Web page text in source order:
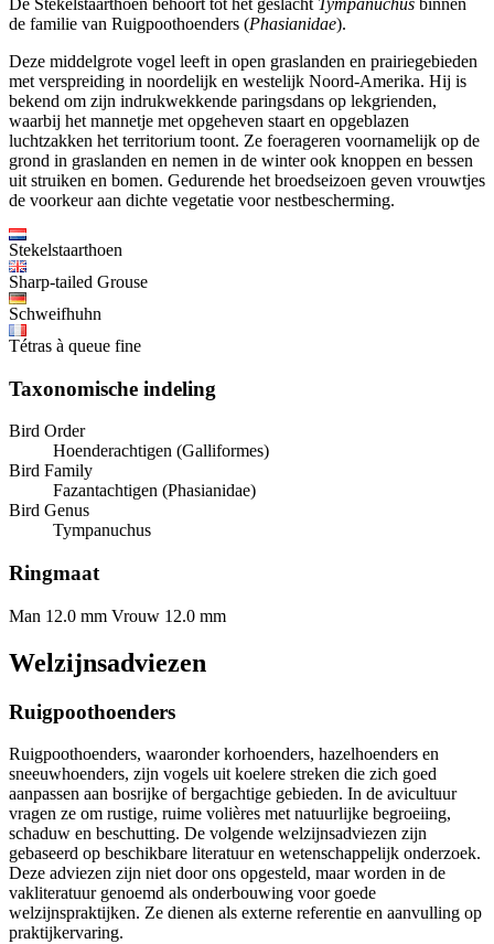
De Stekelstaarthoen behoort tot het geslacht Tympanuchus binnen
de familie van Ruigpoothoenders (Phasianidae).
Deze middelgrote vogel leeft in open graslanden en prairiegebieden
met verspreiding in noordelijk en westelijk Noord-Amerika. Hij is
bekend om zijn indrukwekkende paringsdans op lekgrienden,
waarbij het mannetje met opgeheven staart en opgeblazen
luchtzakken het territorium toont. Ze foerageren voornamelijk op de
grond in graslanden en nemen in de winter ook knoppen en bessen
uit struiken en bomen. Gedurende het broedseizoen geven vrouwtjes
de voorkeur aan dichte vegetatie voor nestbescherming.
Stekelstaarthoen
Sharp-tailed Grouse
Schweifhuhn
Tétras à queue fine
Taxonomische indeling
Bird Order
Hoenderachtigen (Galliformes)
Bird Family
Fazantachtigen (Phasianidae)
Bird Genus
Tympanuchus
Ringmaat
Man 12.0 mm Vrouw 12.0 mm
Welzijnsadviezen
Ruigpoothoenders
Ruigpoothoenders, waaronder korhoenders, hazelhoenders en
sneeuwhoenders, zijn vogels uit koelere streken die zich goed
aanpassen aan bosrijke of bergachtige gebieden. In de avicultuur
vragen ze om rustige, ruime volières met natuurlijke begroeiing,
schaduw en beschutting. De volgende welzijnsadviezen zijn
gebaseerd op beschikbare literatuur en wetenschappelijk onderzoek.
Deze adviezen zijn niet door ons opgesteld, maar worden in de
vakliteratuur genoemd als onderbouwing voor goede
welzijnspraktijken. Ze dienen als externe referentie en aanvulling op
praktijkervaring.